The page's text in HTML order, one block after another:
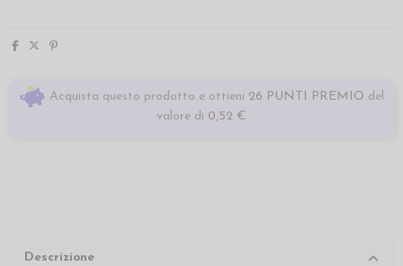
Acquista questo prodotto e ottieni 26 PUNTI PREMIO del
valore di 0,52 €
Descrizione